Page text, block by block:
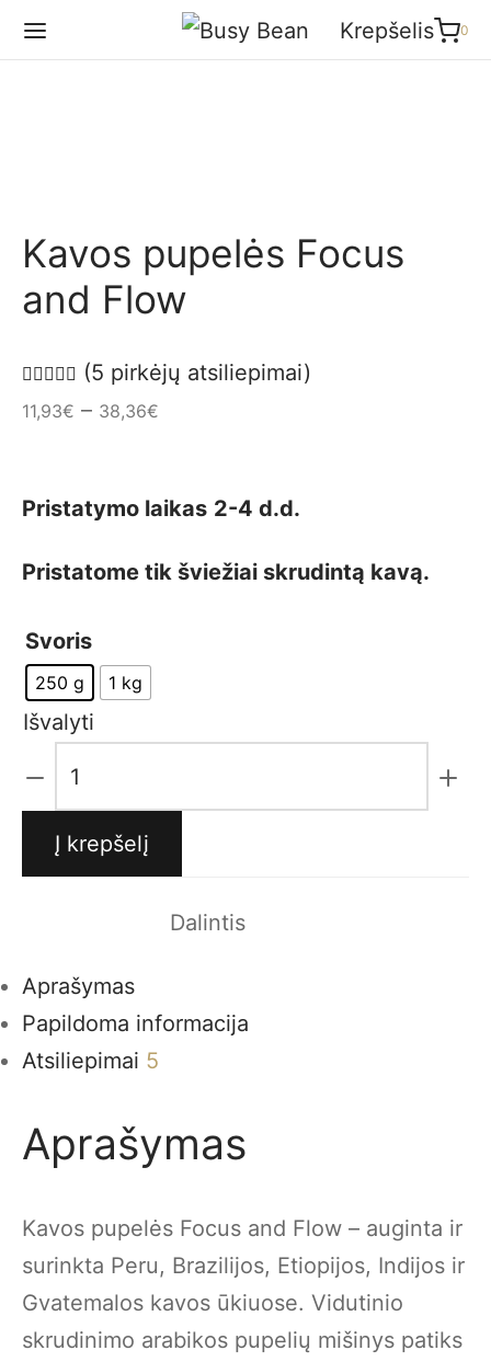
Krepšelis 0
Kavos pupelės Focus
and Flow
Įvertinimas:iš 5 (viso įvertinimų:5
(5 pirkėjų atsiliepimai)
11,93€ – 38,36€
Pristatymo laikas 2-4 d.d.
Pristatome tik šviežiai skrudintą kavą.
Svoris
250 g 1 kg
Išvalyti
Kavos
pupelės
Flow
Į krepšelį
Dalintis
Aprašymas
Papildoma informacija
Atsiliepimai 5
Aprašymas
Kavos pupelės Focus and Flow – auginta ir
surinkta Peru, Brazilijos, Etiopijos, Indijos ir
Gvatemalos kavos ūkiuose. Vidutinio
skrudinimo arabikos pupelių mišinys patiks
Tęsti apsipirkimą